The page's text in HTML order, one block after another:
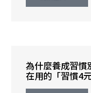
為什麼養成習慣
在用的「習慣4